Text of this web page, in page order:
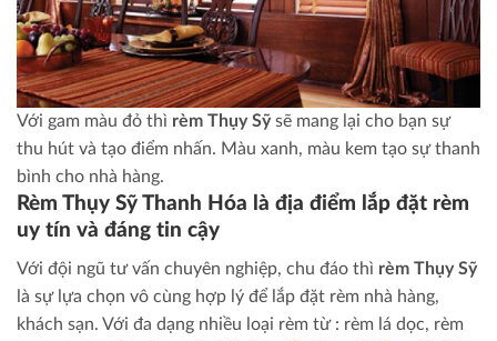
Với gam màu đỏ thì rèm Thụy Sỹsẽ mang lại cho bạn sự
thu hút và tạo điểm nhấn. Màu xanh, màu kem tạo sự thanh
bình cho nhà hàng.
Rèm Thụy Sỹ Thanh Hóa là địa điểm lắp đặt rèm
uy tín và đáng tin cậy
Với đội ngũ tư vấn chuyên nghiệp, chu đáo thì rèm Thụy Sỹ
là sự lựa chọn vô cùng hợp lý để lắp đặt rèm nhà hàng,
khách sạn. Với đa dạng nhiều loại rèm từ : rèm lá dọc, rèm